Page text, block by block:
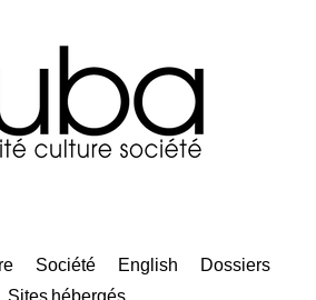
Société English
Dossiers
Sites hébergés